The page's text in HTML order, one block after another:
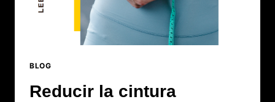
BLOG
Reducir la cintura